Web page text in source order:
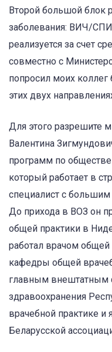
Второй большой
заболевания: ВИЧ/
реализуется за счет
совместно с
попросил моих коллег
этих двух
Для этого разрешите
Валентина
программ по
который работает в
специалист с
До прихода в ВОЗ он
общей практики в
работал врачом общей
кафедры общей
главным внештатным
здравоохранения
врачебной практике и
Беларусской